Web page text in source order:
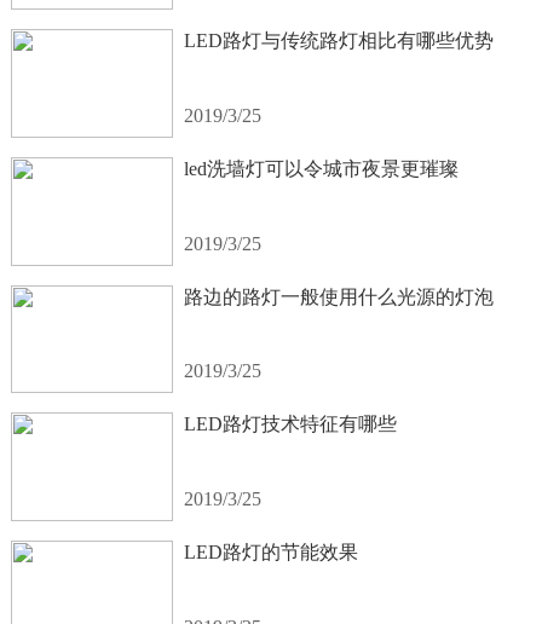
LED路灯与传统路灯相比有哪些优势
2019/3/25
led洗墙灯可以令城市夜景更璀璨
2019/3/25
路边的路灯一般使用什么光源的灯泡
2019/3/25
LED路灯技术特征有哪些
2019/3/25
LED路灯的节能效果